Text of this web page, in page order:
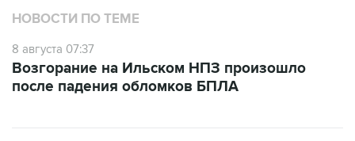
НОВОСТИ ПО ТЕМЕ
8 августа 07:37
Возгорание на Ильском НПЗ произошло
после падения обломков БПЛА